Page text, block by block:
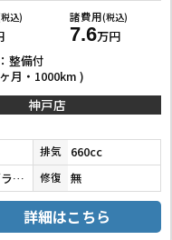
込) 諸費用(税込)
7.6万円
整備付
月・1000km )
神戸店
排気 660cc
トーニーブラウンメタリック 修復 無
詳細はこちら